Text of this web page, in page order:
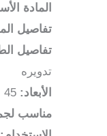
45×100
المادة
تفاصيل
تفاصيل
تدويره
الأبعاد:
مناسب